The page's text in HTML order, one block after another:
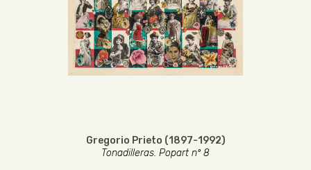
Gregorio Prieto (1897-1992)
Tonadilleras. Popart nº 8